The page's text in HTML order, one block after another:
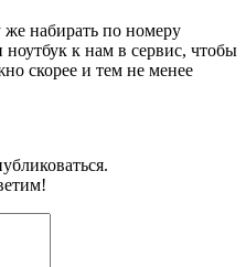
набирать по номеру
ноутбук к нам в сервис, чтобы
скорее и тем не менее